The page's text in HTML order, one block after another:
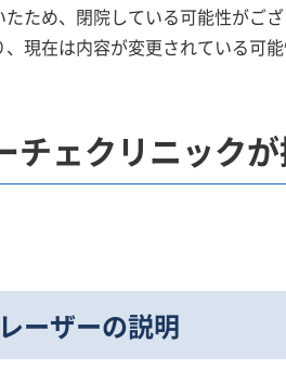
ため、閉院している可能性がご
現在は内容が変更されている可
チェクリニックが
ーザーの説明